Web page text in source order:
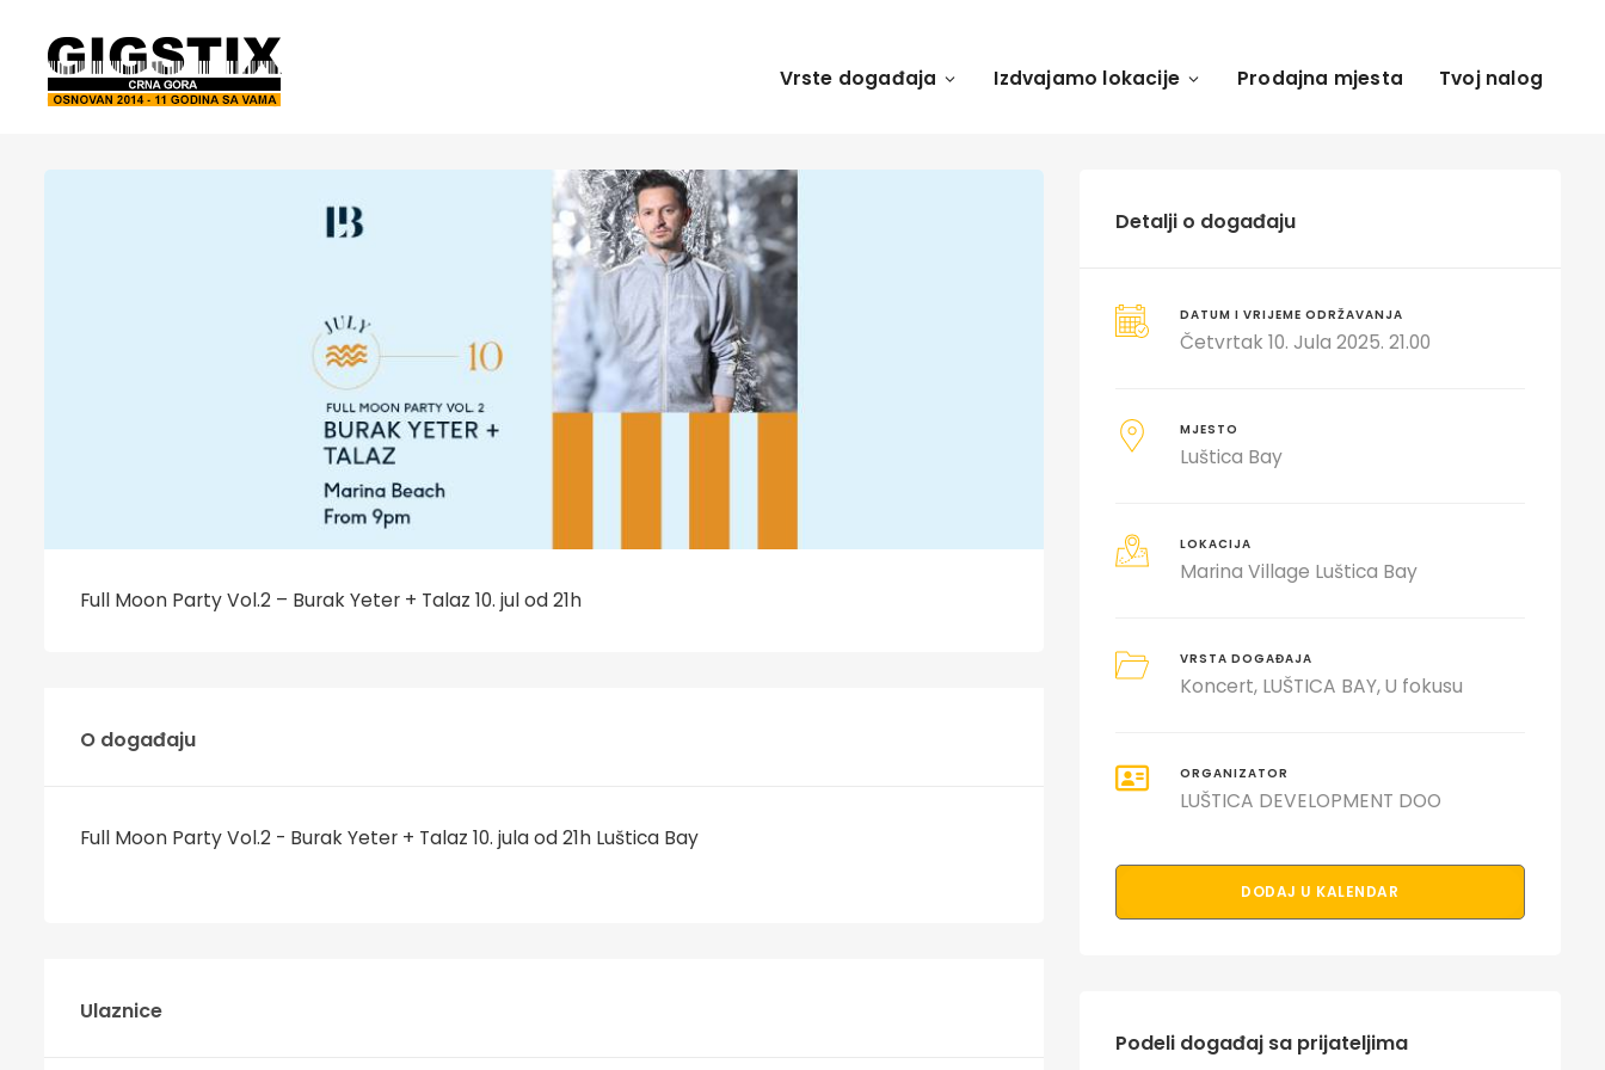
Vrste događaja Izdvajamo lokacije Prodajna mjesta Tvoj nalog
Full Moon Party Vol.2 – Burak Yeter + Talaz 10. jul od 21h
O događaju
Full Moon Party Vol.2 - Burak Yeter + Talaz 10. jula od 21h Luštica Bay
Ulaznice
Detalji o događaju
DATUM I VRIJEME ODRŽAVANJA
Četvrtak 10. Jula 2025. 21.00
MJESTO
Luštica Bay
LOKACIJA
Marina Village Luštica Bay
VRSTA DOGAĐAJA
Koncert LUŠTICA BAY U fokusu
ORGANIZATOR
LUŠTICA DEVELOPMENT DOO
DODAJ U KALENDAR
Podeli događaj sa prijateljima